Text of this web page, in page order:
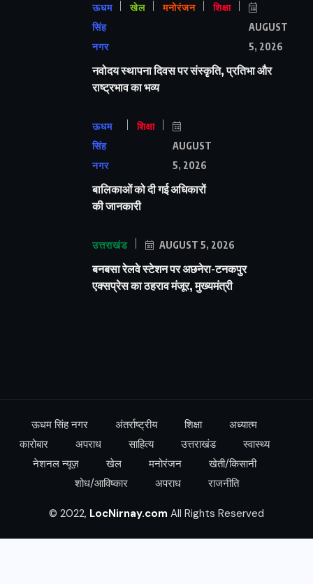
ऊधम
सिंह
नगर
खेल मनोरंजन शिक्षा
AUGUST
5, 2026
नवोदय स्थापना दिवस पर संस्कृति, प्रतिभा और
राष्ट्रभाव का भव्य
ऊधम
सिंह
नगर
शिक्षा
AUGUST
5, 2026
बालिकाओं को दी गई अधिकारों
की जानकारी
उत्तराखंड AUGUST 5, 2026
बनबसा रेलवे स्टेशन पर अछनेरा-टनकपुर
एक्सप्रेस का ठहराव मंजूर, मुख्यमंत्री
ऊधम सिंह नगर अंतर्राष्ट्रीय शिक्षा
अध्यात्म
कारोबार
अपराध साहित्य उत्तराखंड
स्वास्थ्य
नेशनल न्यूज़
खेल मनोरंजन
खेती/किसानी
शोध/आविष्कार
अपराध राजनीति
© 2022, LocNirnay.com All Rights Reserved